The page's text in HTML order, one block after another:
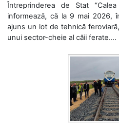
Întreprinderea de Stat
informează, că la 9 mai 2026,
ajuns un lot de tehnică
unui sector-cheie al căii ferate....